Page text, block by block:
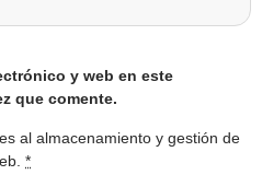
y web en este
que comente.
al almacenamiento y gestión de
*